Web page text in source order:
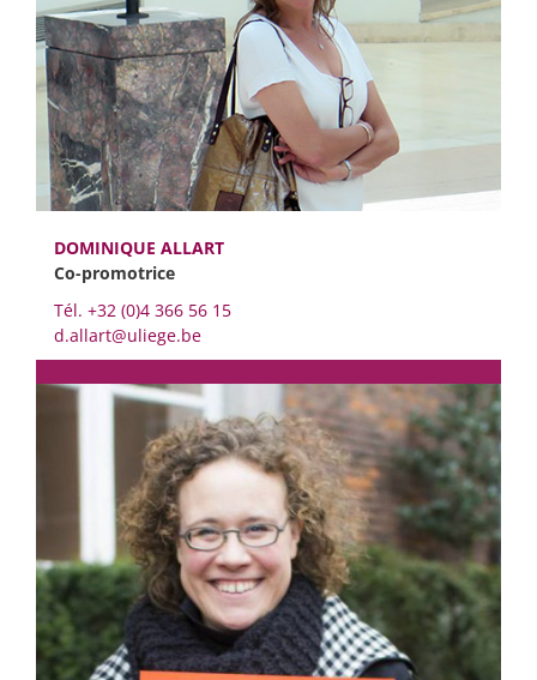
DOMINIQUE ALLART
Co-promotrice
Tél. +32 (0)4 366 56 15
d.allart@uliege.be